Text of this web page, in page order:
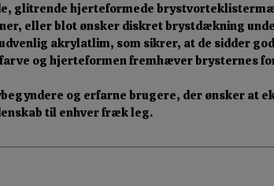
glitrende hjerteformede
eller blot ønsker diskret brystdækning
akrylatlim, som sikrer, at de sidder
og hjerteformen fremhæver brysternes
og erfarne brugere, der ønsker at
til enhver fræk leg.